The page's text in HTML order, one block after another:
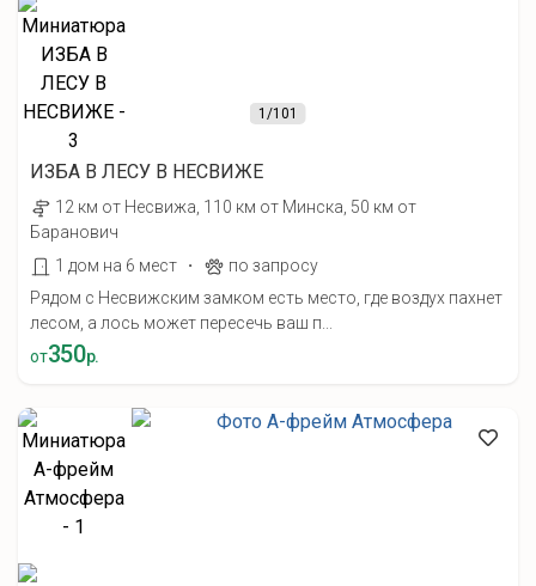
1 /101
ИЗБА В ЛЕСУ В НЕСВИЖЕ
12 км от Несвижа, 110 км от Минска, 50 км от
Баранович
1 дом на 6 мест
·
по запросу
Рядом с Несвижским замком есть место, где воздух пахнет
лесом, а лось может пересечь ваш п...
от350р.